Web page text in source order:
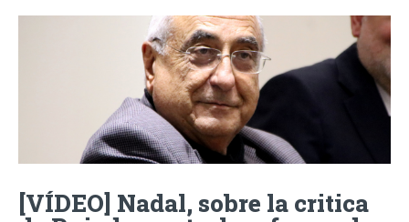
[VÍDEO] Nadal, sobre la critica